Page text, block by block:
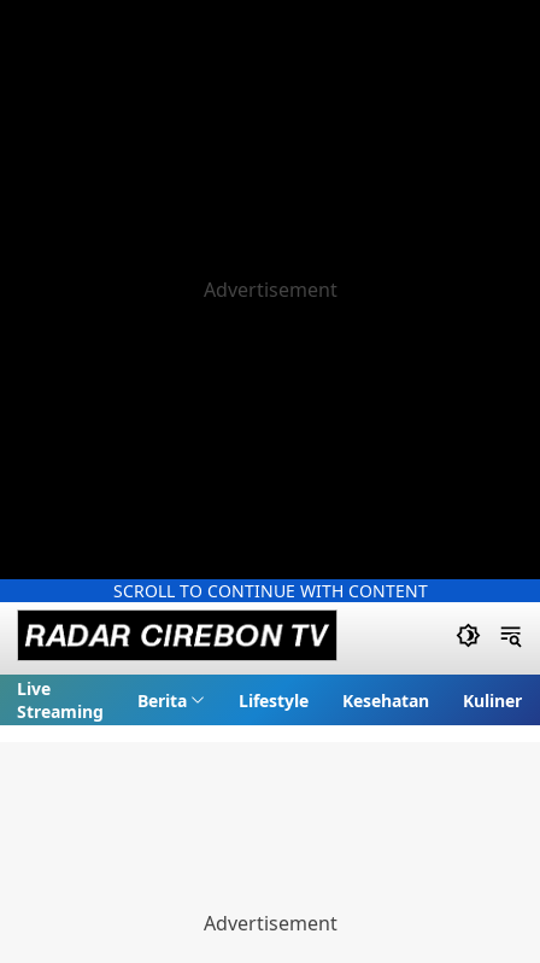
SCROLL TO CONTINUE WITH CONTENT
Live
Streaming
Berita Lifestyle Kesehatan Kuliner